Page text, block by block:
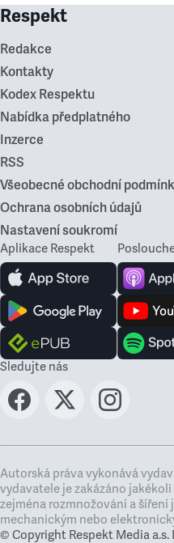
Respekt
Redakce
Kontakty
Kodex Respektu
Nabídka předplatného
Inzerce
RSS
Všeobecné obchodní
Ochrana osobních údajů
Nastavení soukromí
Aplikace Respekt
Sledujte nás
Autorská práva vykonává
vydavatele je zakázáno
zejména rozmnožování a šíření
mechanickým nebo
© Copyright Respekt Media a.s.